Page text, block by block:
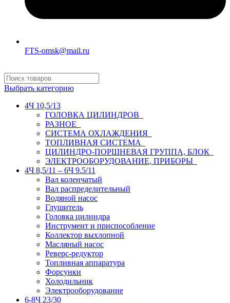
FTS-omsk@mail.ru
Выбрать категорию
4Ч 10,5/13
ГОЛОВКА ЦИЛИНДРОВ
РАЗНОЕ
СИСТЕМА ОХЛАЖДЕНИЯ
ТОПЛИВНАЯ СИСТЕМА
ЦИЛИНДРО-ПОРШНЕВАЯ ГРУППА, БЛОК
ЭЛЕКТРООБОРУДОВАНИЕ, ПРИБОРЫ
4Ч 8,5/11 – 6Ч 9.5/11
Вал коленчатый
Вал распределительный
Водяной насос
Глушитель
Головка цилиндра
Инструмент и приспособление
Коллектор выхлопной
Масляный насос
Реверс-редуктор
Топливная аппаратура
Форсунки
Холодильник
Электрооборудование
6-8Ч 23/30